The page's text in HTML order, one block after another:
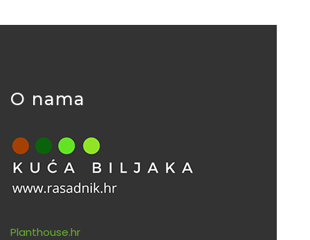
O nama
Planthouse.hr